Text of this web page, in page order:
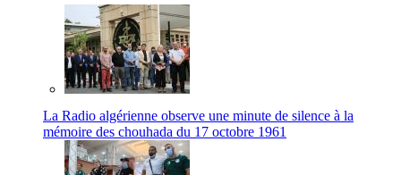
La Radio algérienne observe une minute de silence à la
mémoire des chouhada du 17 octobre 1961